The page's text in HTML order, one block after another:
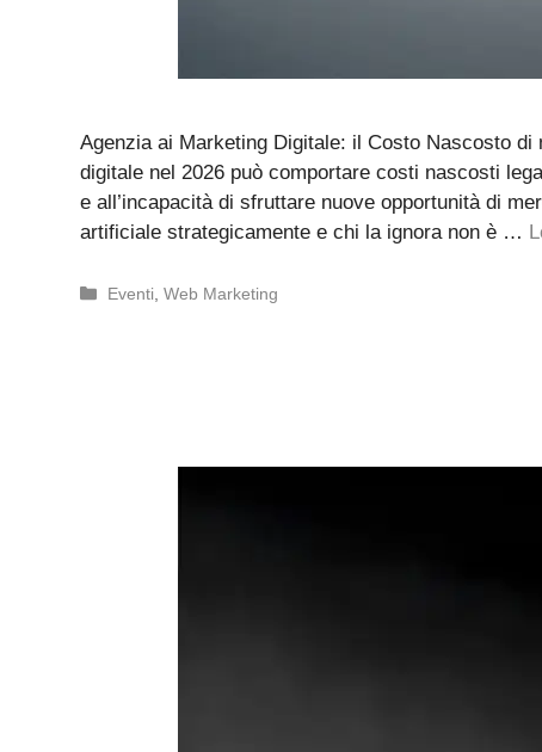
Agenzia ai Marketing Digitale: il Costo Nascosto di
digitale nel 2026 può comportare costi nascosti
e all’incapacità di sfruttare nuove opportunità di
artificiale strategicamente e chi la ignora non è …
Categorie
Eventi ,Web Marketing